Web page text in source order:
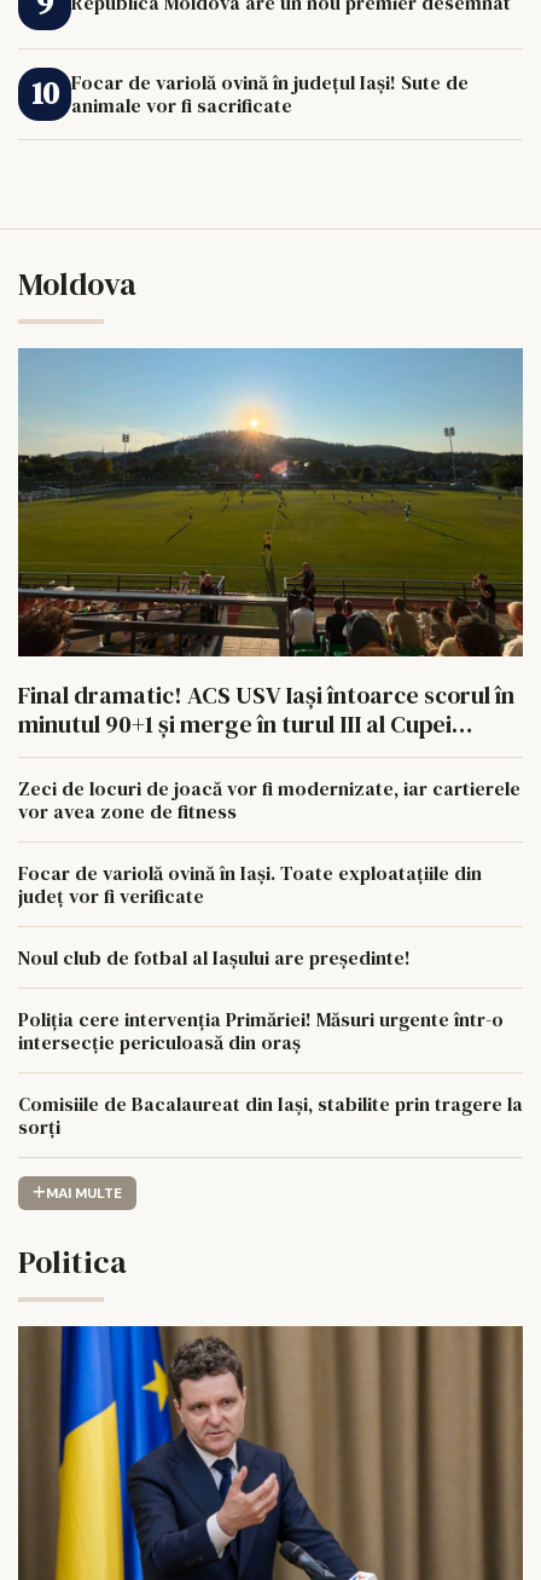
Focar de variolă ovină în județul Iași! Sute de
animale vor fi sacrificate
Moldova
Final dramatic! ACS USV Iași întoarce scorul în
minutul 90+1 și merge în turul III al Cupei
României
Zeci de locuri de joacă vor fi modernizate, iar cartierele
vor avea zone de fitness
Focar de variolă ovină în Iași. Toate exploatațiile din
județ vor fi verificate
Noul club de fotbal al Iașului are președinte!
Poliția cere intervenția Primăriei! Măsuri urgente într-o
intersecție periculoasă din oraș
Comisiile de Bacalaureat din Iași, stabilite prin tragere la
sorți
MAI MULTE
Politica